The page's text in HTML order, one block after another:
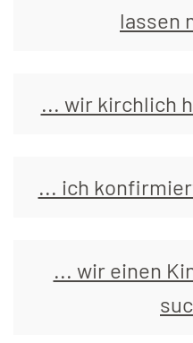
lassen
... wir kirchlich
... ich
... wir einen